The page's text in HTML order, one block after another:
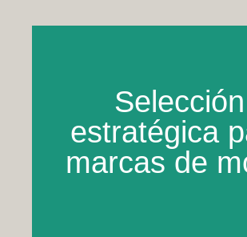
Selección
estratégica
marcas de